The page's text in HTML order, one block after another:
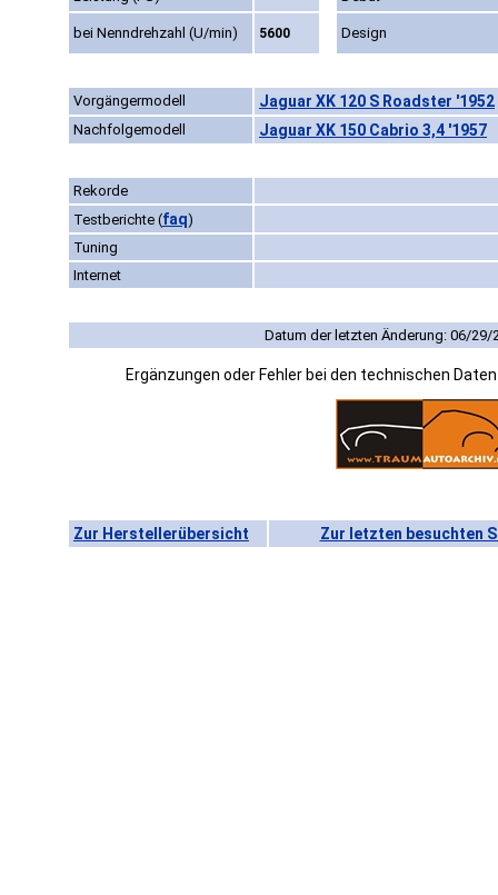
bei Nenndrehzahl (U/min) 5600 Design
Vorgängermodell Jaguar XK 120 S Roadster '1952
Nachfolgemodell Jaguar XK 150 Cabrio 3,4 '1957
Rekorde
Testberichte (faq)
Tuning
Internet
Datum der letzten Änderung: 06/29/
Ergänzungen oder Fehler bei den technischen
Zur Herstellerübersicht Zur letzten besuchten